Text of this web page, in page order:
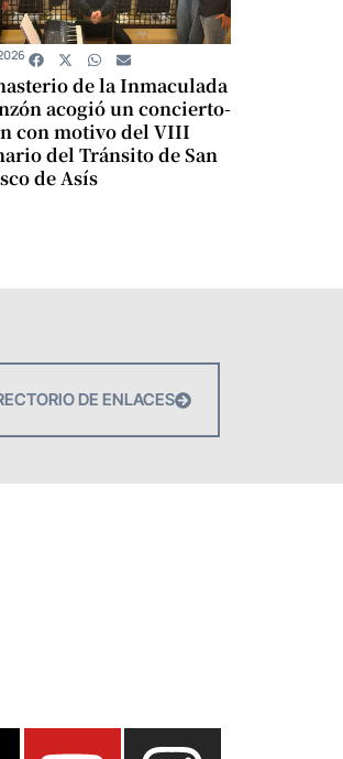
de la Inmaculada
acogió un concierto-
con motivo del VIII
del Tránsito de San
de Asís
DE ENLACES